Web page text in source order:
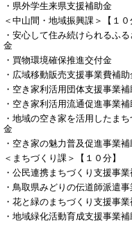
・県外学生来県支援補助金
＜中山間・地域振興課＞【１０
・安心して住み続けられるふ
金
・買物環境確保推進交付金
・広域移動販売支援事業費補助
・空き家利活用団体支援事業
・空き家利活用流通促進事業
・地域の空き家を活用したま
金
・空き家の魅力普及促進事業
＜まちづくり課＞【１０分】
・公民連携まちづくり支援事
・鳥取県みどりの伝道師派遣事
・花と緑のまちづくり支援事
・地域緑化活動育成支援事業